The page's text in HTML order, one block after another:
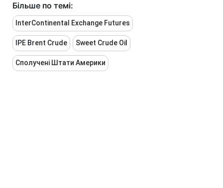
Більше по темі:
InterContinental Exchange Futures
IPE Brent Crude Sweet Crude Oil
Сполучені Штати Америки